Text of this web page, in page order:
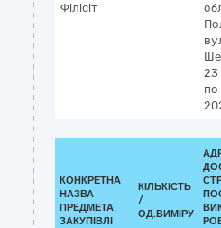
Філісіт
23
по
КОНКРЕТНА
НАЗВА
ПРЕДМЕТА
ЗАКУПІВЛІ
КІЛЬКІСТЬ
/
ОД.ВИМІРУ